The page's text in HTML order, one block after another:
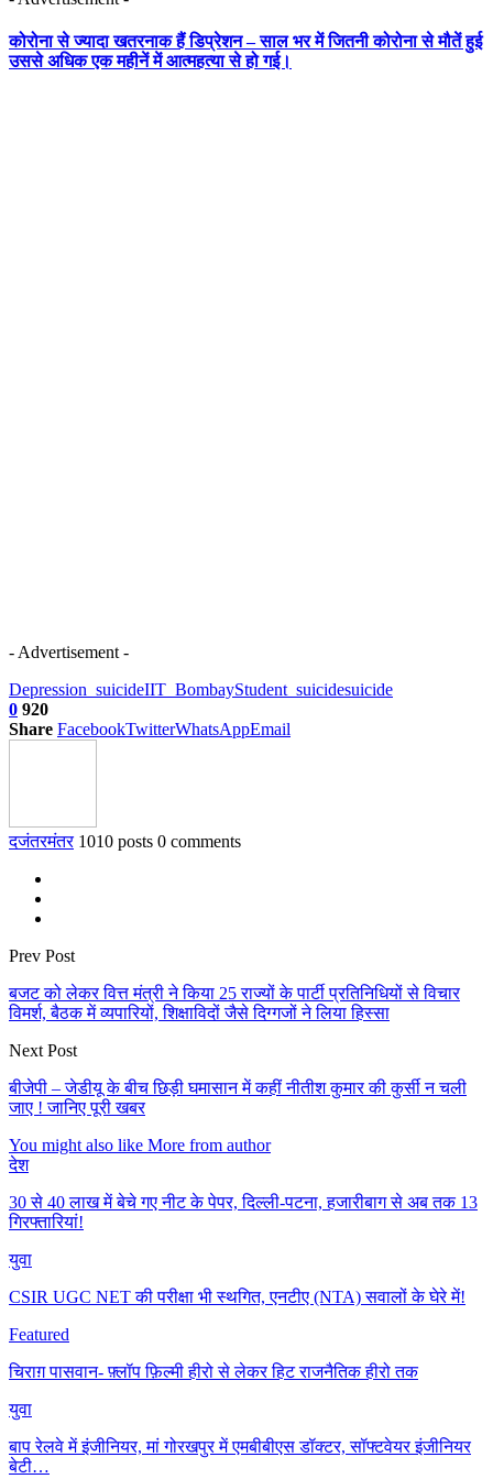
कोरोना से ज्यादा खतरनाक हैं डिप्रेशन – साल भर में जितनी कोरोना से मौतें हुई
उससे अधिक एक महीनें में आत्महत्या से हो गई।
- Advertisement -
Depression_suicideIIT_BombayStudent_suicidesuicide
0 920
Share FacebookTwitterWhatsAppEmail
दजंतरमंतर 1010 posts 0 comments
Prev Post
बजट को लेकर वित्त मंत्री ने किया 25 राज्यों के पार्टी प्रतिनिधियों से विचार
विमर्श, बैठक में व्यपारियों, शिक्षाविदों जैसे दिग्गजों ने लिया हिस्सा
Next Post
बीजेपी – जेडीयू के बीच छिड़ी घमासान में कहीं नीतीश कुमार की कुर्सी न चली
जाए ! जानिए पूरी खबर
You might also like More from author
देश
30 से 40 लाख में बेचे गए नीट के पेपर, दिल्ली-पटना, हजारीबाग से अब तक 13
गिरफ्तारियां!
युवा
CSIR UGC NET की परीक्षा भी स्थगित, एनटीए (NTA) सवालों के घेरे में!
Featured
चिराग़ पासवान- फ़्लॉप फ़िल्मी हीरो से लेकर हिट राजनैतिक हीरो तक
युवा
बाप रेलवे में इंजीनियर, मां गोरखपुर में एमबीबीएस डॉक्टर, सॉफ्टवेयर इंजीनियर
बेटी…